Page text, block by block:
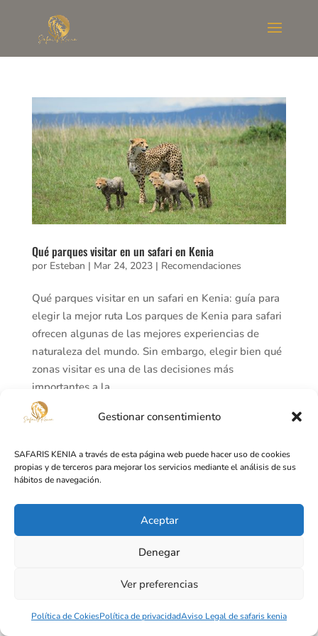
Gestionar consentimiento
SAFARIS KENIA a través de esta página web puede hacer uso de cookies
propias y de terceros para mejorar los servicios mediante el análisis de sus
hábitos de navegación.
Aceptar
Denegar
Ver preferencias
Política de CokiesPolítica de privacidadAviso Legal de safaris kenia
Qué parques visitar en un safari en Kenia
por Esteban | Mar 24, 2023| Recomendaciones
Qué parques visitar en un safari en Kenia: guía para
elegir la mejor ruta Los parques de Kenia para safari
ofrecen algunas de las mejores experiencias de
naturaleza del mundo. Sin embargo, elegir bien qué
zonas visitar es una de las decisiones más
importantes a la...
Diseñado por Lusan Publicidad y Páginas Web